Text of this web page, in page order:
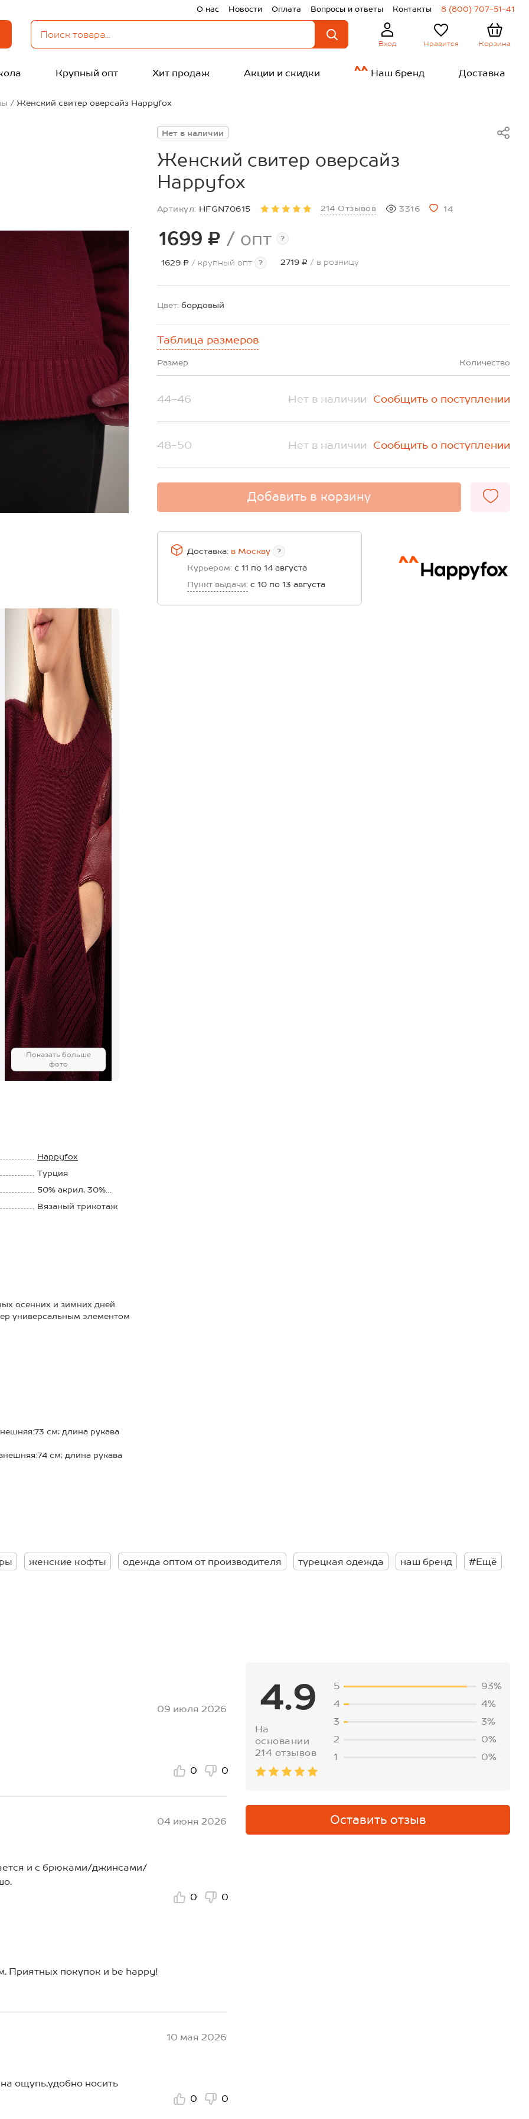
О нас Новости Оплата Вопросы и ответы Контакты 8 (800) 707-51-41
Вход Нравится Корзина
Крупный опт Хит продаж Акции и скидки Наш бренд Доставка
Женский свитер оверсайз Happyfox
Показать больше
фото
Нет в наличии
Женский свитер оверсайз
Happyfox
Артикул: HFGN70615 214 Отзывов 3316 14
1699 ₽ / опт ?
1629 ₽ / крупный опт ? 2719 ₽ / в розницу
Цвет: бордовый
Таблица размеров
Размер Количество
44-46 Нет в наличии Сообщить о поступлении
48-50 Нет в наличии Сообщить о поступлении
Добавить в корзину
Доставка: в Москву ?
Курьером: с 11 по 14 августа
Пункт выдачи: с 10 по 13 августа
Happyfox
Турция
50% акрил, 30%
шерсть, 20% хлопок
Вязаный трикотаж
осенних и зимних дней.
универсальным элементом
см; длина рукава
см; длина рукава
женские кофты одежда оптом от производителя турецкая одежда наш бренд #Ещё
4.9
На
основании
214 отзывов
5
93%
4
4%
3
3%
2
0%
1
0%
Оставить отзыв
09 июля 2026
0 0
04 июня 2026
и с брюками/джинсами/
0
0
Приятных покупок и be happy!
10 мая 2026
ощупь,удобно носить
0
0